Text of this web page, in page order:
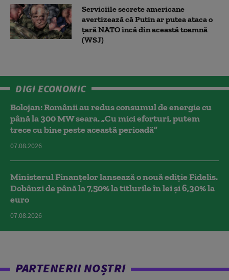
Serviciile secrete americane
avertizează că Putin ar putea ataca o
țară NATO încă din această toamnă
(WSJ)
DIGI ECONOMIC
Bolojan: Românii au redus consumul de energie cu
până la 300 MW seara. „Cu mici eforturi, putem
trece cu bine peste această perioadă”
07.08.2026
Ministerul Finanțelor lansează o nouă ediție Fidelis.
Dobânzi de până la 7,50% la titlurile în lei și 6,30% la
euro
07.08.2026
PARTENERII NOȘTRI